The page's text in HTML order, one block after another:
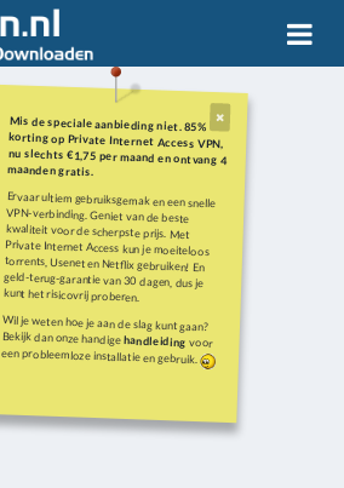
Mis de speciale aanbieding niet. 85%
korting op Private Internet Access VPN,
nu slechts €1,75 per maand en ontvang 4
maanden gratis.
Ervaar ultiem gebruiksgemak en een snelle
VPN-verbinding. Geniet van de beste
kwaliteit voor de scherpste prijs. Met
Private Internet Access kun je moeiteloos
torrents, Usenet en Netflix gebruiken! En
geld-terug-garantie van 30 dagen, dus je
kunt het risicovrij proberen.
Wil je weten hoe je aan de slag kunt gaan?
Bekijk dan onze handigehandleiding voor
een probleemloze installatie en gebruik.